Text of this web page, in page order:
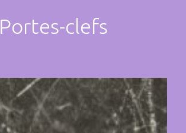
Portes-clefs